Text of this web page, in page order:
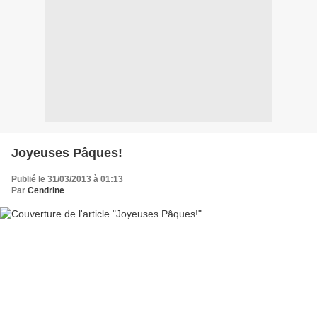
Joyeuses Pâques!
Publié le 31/03/2013 à 01:13
Par Cendrine